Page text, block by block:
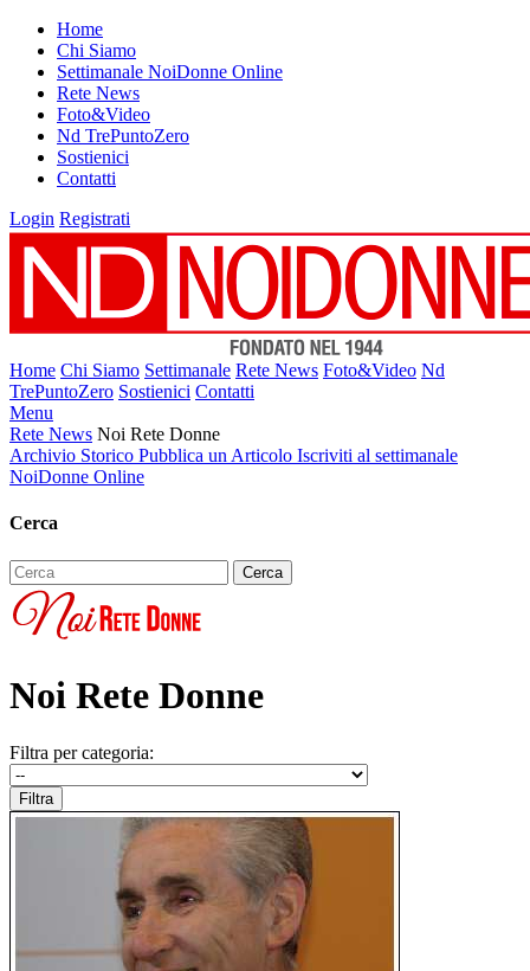
Home
Chi Siamo
Settimanale NoiDonne Online
Rete News
Foto&Video
Nd TrePuntoZero
Sostienici
Contatti
Login Registrati
Home Chi Siamo Settimanale Rete News Foto&Video Nd
TrePuntoZero Sostienici Contatti
Menu
Rete News Noi Rete Donne
Archivio Storico Pubblica un Articolo Iscriviti al settimanale
NoiDonne Online
Cerca
Noi Rete Donne
Filtra per categoria: